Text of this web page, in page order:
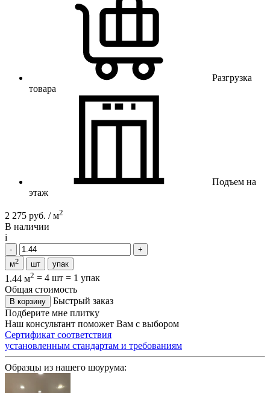
Разгрузка
товара
Подъем на
этаж
2 275 руб. / м2
В наличии
i
м2 шт упак
1.44 м2 = 4 шт = 1 упак
Общая стоимость
В корзину
Быстрый заказ
Подберите мне плитку
Наш консультант поможет Вам с выбором
Сертификат соответствия
установленным стандартам и требованиям
Образцы из нашего шоурума: